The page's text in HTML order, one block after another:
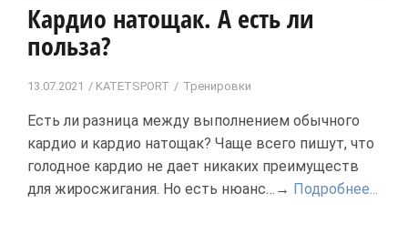
Кардио натощак. А есть ли
польза?
13.07.2021 KATETSPORT Тренировки
Есть ли разница между выполнением обычного
кардио и кардио натощак? Чаще всего пишут, что
голодное кардио не дает никаких преимуществ
для жиросжигания. Но есть нюанс…→ Подробнее...